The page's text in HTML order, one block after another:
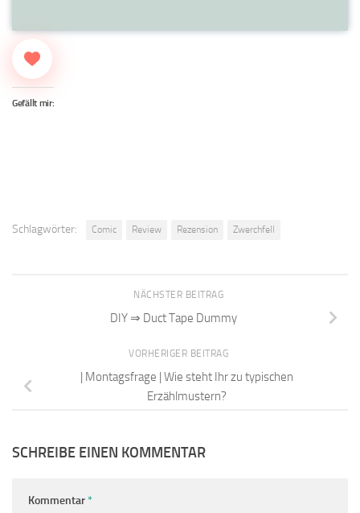
Gefällt mir:
Schlagwörter: Comic Review Rezension Zwerchfell
NÄCHSTER BEITRAG
DIY ⇒ Duct Tape Dummy
VORHERIGER BEITRAG
| Montagsfrage | Wie steht Ihr zu typischen
Erzählmustern?
SCHREIBE EINEN KOMMENTAR
Kommentar*